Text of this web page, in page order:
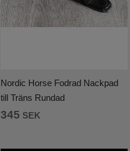
Nordic Horse Fodrad Nackpad
till Träns Rundad
345 SEK